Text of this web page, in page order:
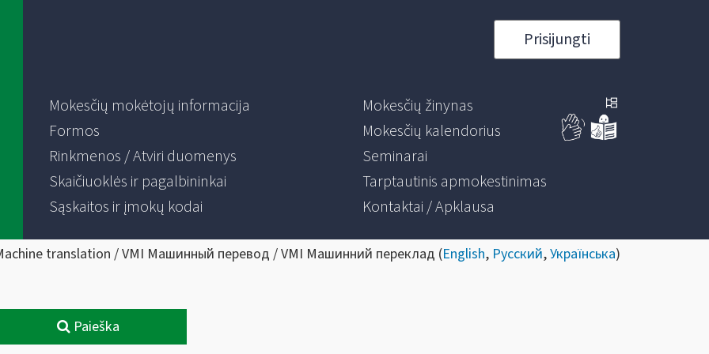
Prisijungti
Mokesčių mokėtojų informacija
Formos
Rinkmenos / Atviri duomenys
Skaičiuoklės ir pagalbininkai
Sąskaitos ir įmokų kodai
Mokesčių žinynas
Mokesčių kalendorius
Seminarai
Tarptautinis apmokestinimas
Kontaktai / Apklausa
translation / VMI Машинный перевод / VMI Машинний переклад (English, Русский,Українська)
Paieška